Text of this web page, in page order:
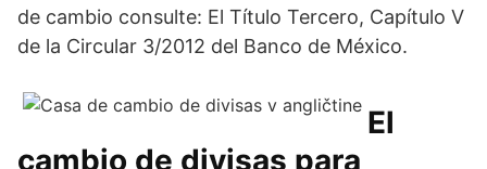
de cambio consulte: El Título Tercero, Capítulo V
de la Circular 3/2012 del Banco de México.
El
cambio de divisas para